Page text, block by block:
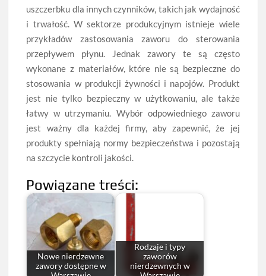
uszczerbku dla innych czynników, takich jak wydajność
i trwałość. W sektorze produkcyjnym istnieje wiele
przykładów zastosowania zaworu do sterowania
przepływem płynu. Jednak zawory te są często
wykonane z materiałów, które nie są bezpieczne do
stosowania w produkcji żywności i napojów. Produkt
jest nie tylko bezpieczny w użytkowaniu, ale także
łatwy w utrzymaniu. Wybór odpowiedniego zaworu
jest ważny dla każdej firmy, aby zapewnić, że jej
produkty spełniają normy bezpieczeństwa i pozostają
na szczycie kontroli jakości.
Powiązane treści:
Nowe nierdzewne
zawory dostępne w
Rodzaje i typy
zaworów
nierdzewnych w